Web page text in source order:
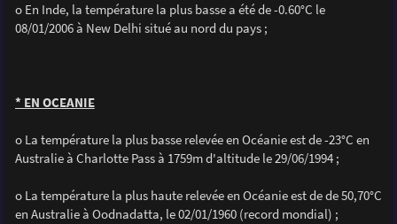
o En Inde, la température la plus basse a été de -0.60°C le
08/01/2006 à New Delhi situé au nord du pays ;
* EN OCEANIE
o La température la plus basse relevée en Océanie est de -23°C en
Australie à Charlotte Pass à 1759m d'altitude le 29/06/1994 ;
o La température la plus haute relevée en Océanie est de de 50,70°C
en Australie à Oodnadatta, le 02/01/1960 (record mondial) ;